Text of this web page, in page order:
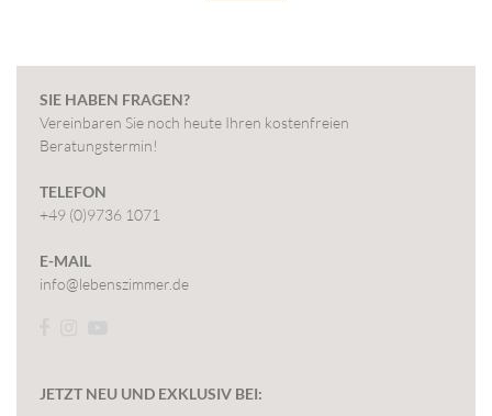
SIE HABEN FRAGEN?
Vereinbaren Sie noch heute Ihren kostenfreien
Beratungstermin!
TELEFON
+49 (0)9736 1071
E-MAIL
info@lebenszimmer.de
JETZT NEU UND EXKLUSIV BEI: